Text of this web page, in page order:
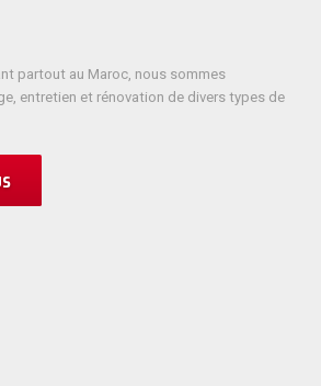
partout au Maroc, nous sommes
entretien et rénovation de divers types de